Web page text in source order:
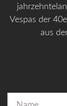
Vespas der
aus